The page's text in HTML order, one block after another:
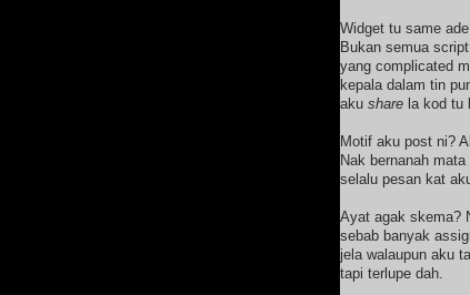
Widget tu same
Bukan semua
yang complicated
kepala dalam tin
aku share la kod tu
Motif aku post ni?
Nak bernanah
selalu pesan kat
Ayat agak skema?
sebab banyak
jela walaupun aku
tapi terlupe dah.